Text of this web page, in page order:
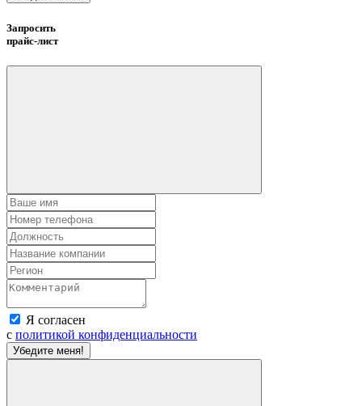
Запросить
прайс-лист
Я согласен
с политикой конфиденциальности
Убедите меня!